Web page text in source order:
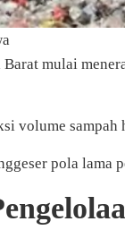
Barat mulai
volume
pola lama